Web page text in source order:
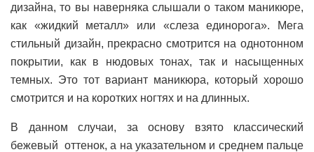
дизайна, то вы наверняка слышали о таком маникюре,
как «жидкий металл» или «слеза единорога». Мега
стильный дизайн, прекрасно смотрится на однотонном
покрытии, как в нюдовых тонах, так и насыщенных
темных. Это тот вариант маникюра, который хорошо
смотрится и на коротких ногтях и на длинных.
В данном случаи, за основу взято классический
бежевый оттенок, а на указательном и среднем пальце